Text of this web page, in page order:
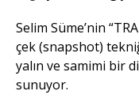
Selim Süme’nin
çek (snapshot)
yalın ve samimi bir
sunuyor.